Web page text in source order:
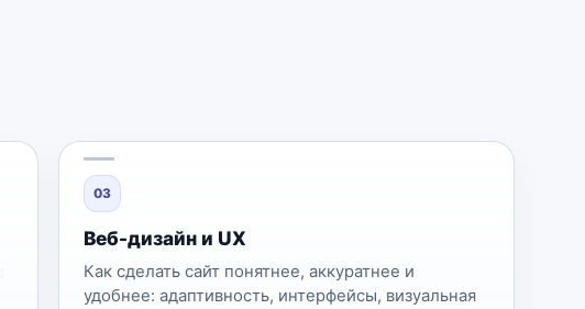
03
Веб-дизайн и UX
Как сделать сайт понятнее, аккуратнее и
удобнее: адаптивность, интерфейсы, визуальная